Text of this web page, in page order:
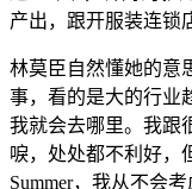
产出，跟开服装连锁
林莫臣自然懂她的意
事，看的是大的行业
我就会去哪里。我跟
唳，处处都不利好，
Summer，我从不会